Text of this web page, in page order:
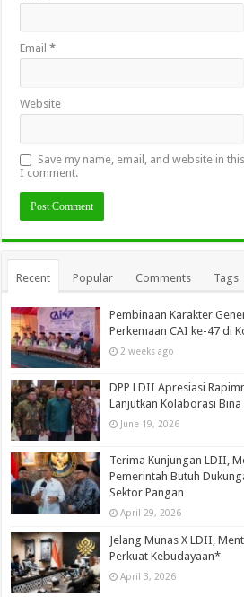
Email*
Website
Save my name, email, and website in
I comment.
Recent Popular Comments Tags
Pembinaan Karakter
Perkemaan CAI ke-47 di
2 weeks ago
DPP LDII Apresiasi
Lanjutkan Kolaborasi
June 19, 2026
Terima Kunjungan LDII,
Pemerintah Butuh
Sektor Pangan
April 29, 2026
Jelang Munas X LDII,
Perkuat Kebudayaan*
April 3, 2026